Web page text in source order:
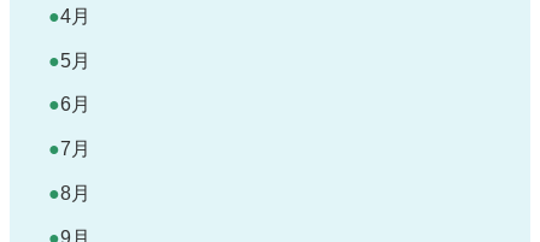
4月
5月
6月
7月
8月
9月